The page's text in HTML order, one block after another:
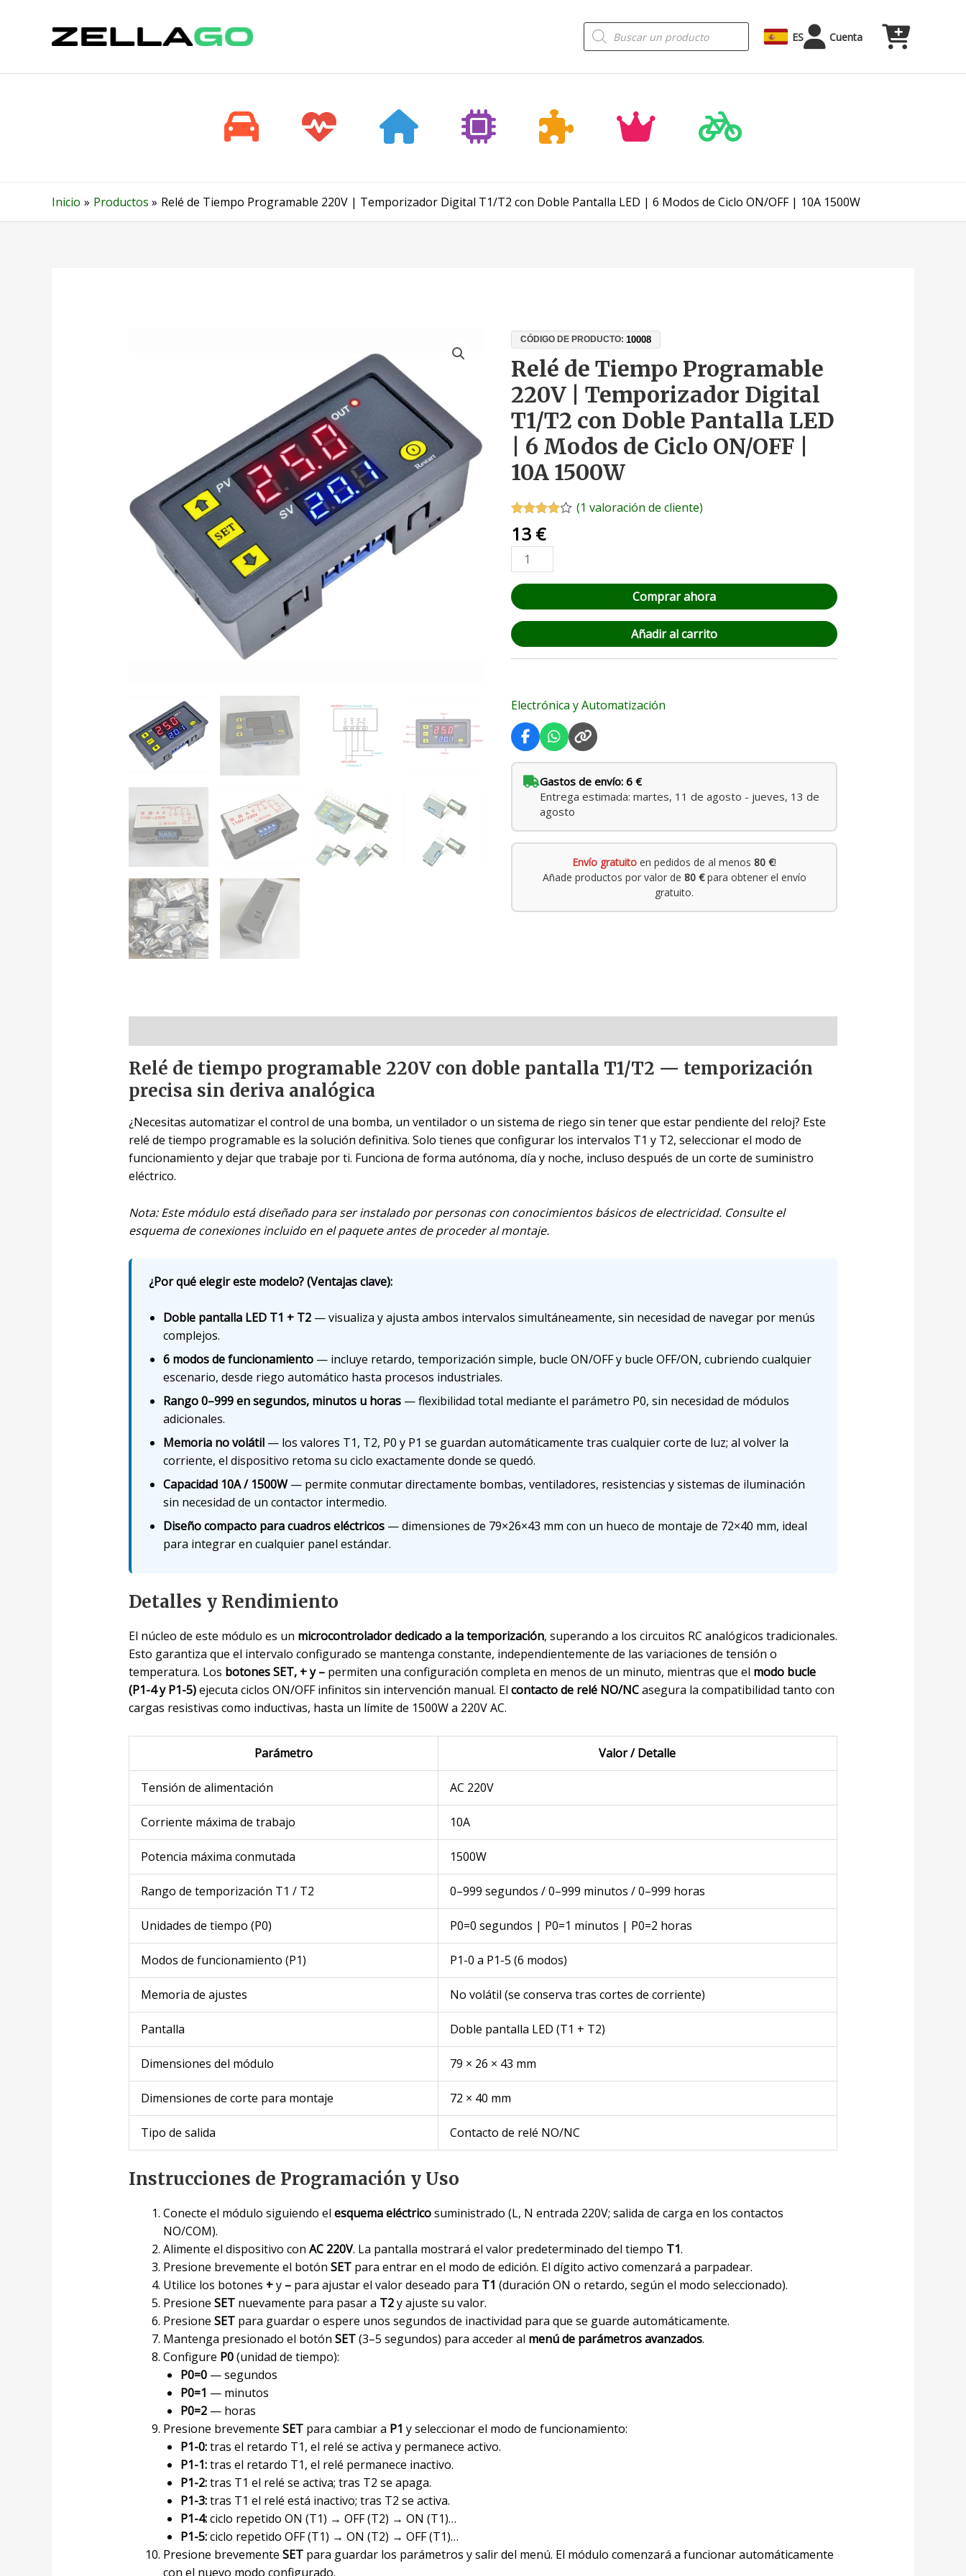
contenido
Búsqueda
de
productos
ES Cuenta
Inicio Productos Relé de Tiempo Programable 220V | Temporizador Digital T1/T2 con Doble Pantalla LED | 6 Modos de Ciclo ON/OFF | 10A 1500W
CÓDIGO DE PRODUCTO:10008
Relé de Tiempo Programable
220V | Temporizador Digital
T1/T2 con Doble Pantalla LED
| 6 Modos de Ciclo ON/OFF |
10A 1500W
con4.00
de 5 en
base a
valoración
de un
cliente
(1 valoración de cliente)
13 €
Relé
Tiempo
Programable
220V
|
Temporizador
Digital
T1/T2
con
Doble
Pantalla
LED
|
6
Modos
de
Ciclo
ON/OFF
10A
1500W
cantidad
Comprar ahora
Añadir al carrito
Electrónica y Automatización
Gastos de envío: 6 €
Entrega estimada: martes, 11 de agosto - jueves, 13 de
agosto
Envío gratuito en pedidos de al menos80 €!
Añade productos por valor de 80 €para obtener el envío
gratuito.
Relé de tiempo programable 220V con doble pantalla T1/T2 — temporización
precisa sin deriva analógica
¿Necesitas automatizar el control de una bomba, un ventilador o un sistema de riego sin tener que estar pendiente del reloj? Este
relé de tiempo programable es la solución definitiva. Solo tienes que configurar los intervalos T1 y T2, seleccionar el modo de
funcionamiento y dejar que trabaje por ti. Funciona de forma autónoma, día y noche, incluso después de un corte de suministro
eléctrico.
Nota: Este módulo está diseñado para ser instalado por personas con conocimientos básicos de electricidad. Consulte el
esquema de conexiones incluido en el paquete antes de proceder al montaje.
¿Por qué elegir este modelo? (Ventajas clave):
Doble pantalla LED T1 + T2— visualiza y ajusta ambos intervalos simultáneamente, sin necesidad de navegar por menús
complejos.
6 modos de funcionamiento— incluye retardo, temporización simple, bucle ON/OFF y bucle OFF/ON, cubriendo cualquier
escenario, desde riego automático hasta procesos industriales.
Rango 0–999 en segundos, minutos u horas— flexibilidad total mediante el parámetro P0, sin necesidad de módulos
adicionales.
Memoria no volátil— los valores T1, T2, P0 y P1 se guardan automáticamente tras cualquier corte de luz; al volver la
corriente, el dispositivo retoma su ciclo exactamente donde se quedó.
Capacidad 10A / 1500W— permite conmutar directamente bombas, ventiladores, resistencias y sistemas de iluminación
sin necesidad de un contactor intermedio.
Diseño compacto para cuadros eléctricos— dimensiones de 79×26×43 mm con un hueco de montaje de 72×40 mm, ideal
para integrar en cualquier panel estándar.
Detalles y Rendimiento
El núcleo de este módulo es un microcontrolador dedicado a la temporización, superando a los circuitos RC analógicos tradicionales.
Esto garantiza que el intervalo configurado se mantenga constante, independientemente de las variaciones de tensión o
temperatura. Los botones SET, + y –permiten una configuración completa en menos de un minuto, mientras que el modo bucle
(P1-4 y P1-5)ejecuta ciclos ON/OFF infinitos sin intervención manual. El contacto de relé NO/NCasegura la compatibilidad tanto con
cargas resistivas como inductivas, hasta un límite de 1500W a 220V AC.
Parámetro Valor / Detalle
Tensión de alimentación AC 220V
Corriente máxima de trabajo 10A
Potencia máxima conmutada 1500W
Rango de temporización T1 / T2 0–999 segundos / 0–999 minutos / 0–999 horas
Unidades de tiempo (P0) P0=0 segundos | P0=1 minutos | P0=2 horas
Modos de funcionamiento (P1) P1-0 a P1-5 (6 modos)
Memoria de ajustes No volátil (se conserva tras cortes de corriente)
Pantalla Doble pantalla LED (T1 + T2)
Dimensiones del módulo 79 × 26 × 43 mm
Dimensiones de corte para montaje 72 × 40 mm
Tipo de salida Contacto de relé NO/NC
Instrucciones de Programación y Uso
Conecte el módulo siguiendo el esquema eléctricosuministrado (L, N entrada 220V; salida de carga en los contactos
NO/COM).
Alimente el dispositivo con AC 220V. La pantalla mostrará el valor predeterminado del tiempo T1.
Presione brevemente el botón SETpara entrar en el modo de edición. El dígito activo comenzará a parpadear.
Utilice los botones +y –para ajustar el valor deseado para T1 (duración ON o retardo, según el modo seleccionado).
Presione SETnuevamente para pasar a T2y ajuste su valor.
Presione SETpara guardar o espere unos segundos de inactividad para que se guarde automáticamente.
Mantenga presionado el botón SET(3–5 segundos) para acceder al menú de parámetros avanzados.
Configure P0(unidad de tiempo):
P0=0— segundos
P0=1 — minutos
P0=2— horas
Presione brevemente SETpara cambiar a P1 y seleccionar el modo de funcionamiento:
P1-0:tras el retardo T1, el relé se activa y permanece activo.
P1-1:tras el retardo T1, el relé permanece inactivo.
P1-2:tras T1 el relé se activa; tras T2 se apaga.
P1-3:tras T1 el relé está inactivo; tras T2 se activa.
P1-4:ciclo repetido ON (T1) → OFF (T2) → ON (T1)…
P1-5:ciclo repetido OFF (T1) → ON (T2) → OFF (T1)…
Presione brevemente SETpara guardar los parámetros y salir del menú. El módulo comenzará a funcionar automáticamente
con el nuevo modo configurado.